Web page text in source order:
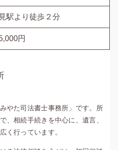
駅より徒歩２分
円
やた司法書士事務所」です。所
、相続手続きを中心に、遺言、
く行っています。